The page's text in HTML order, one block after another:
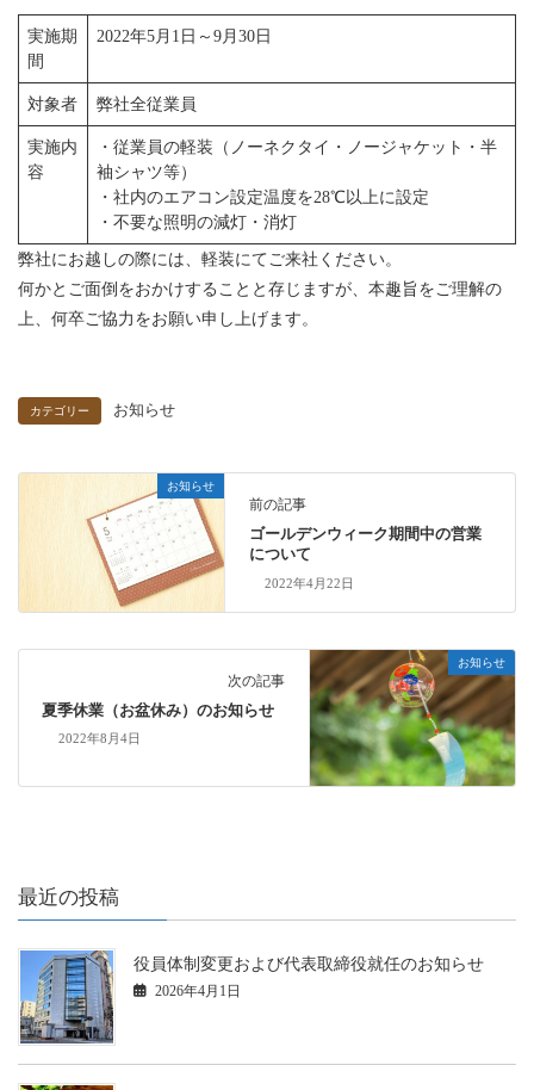
実施期
間
2022年5月1日～9月30日
対象者 弊社全従業員
実施内
容
・従業員の軽装（ノーネクタイ・ノージャケット・半
袖シャツ等）
・社内のエアコン設定温度を28℃以上に設定
・不要な照明の減灯・消灯
弊社にお越しの際には、軽装にてご来社ください。
何かとご面倒をおかけすることと存じますが、本趣旨をご理解の
上、何卒ご協力をお願い申し上げます。
カテゴリー お知らせ
お知らせ
前の記事
ゴールデンウィーク期間中の営業
について
2022年4月22日
お知らせ
次の記事
夏季休業（お盆休み）のお知らせ
2022年8月4日
最近の投稿
役員体制変更および代表取締役就任のお知らせ
2026年4月1日